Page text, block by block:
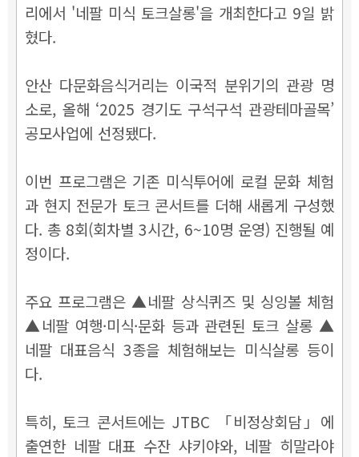
리에서 '네팔 미식 토크살롱'을 개최한다고 9일 밝
혔다.
안산 다문화음식거리는 이국적 분위기의 관광 명
소로, 올해 ‘2025 경기도 구석구석 관광테마골목’
공모사업에 선정됐다.
이번 프로그램은 기존 미식투어에 로컬 문화 체험
과 현지 전문가 토크 콘서트를 더해 새롭게 구성했
다. 총 8회(회차별 3시간, 6~10명 운영) 진행될 예
정이다.
주요 프로그램은 ▲네팔 상식퀴즈 및 싱잉볼 체험
▲네팔 여행·미식·문화 등과 관련된 토크 살롱 ▲
네팔 대표음식 3종을 체험해보는 미식살롱 등이
다.
특히, 토크 콘서트에는 JTBC 「비정상회담」에
출연한 네팔 대표 수잔 샤키야와, 네팔 히말라야